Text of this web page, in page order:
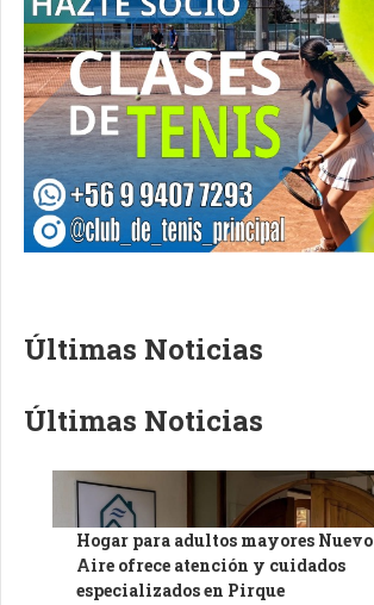
Últimas Noticias
Últimas Noticias
Hogar para adultos mayores Nuevo
Aire ofrece atención y cuidados
especializados en Pirque